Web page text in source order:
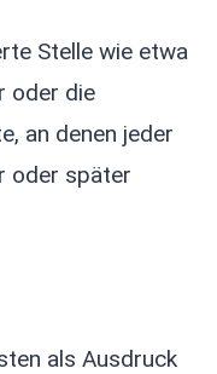
Stelle wie etwa
oder die
an denen jeder
oder später
als Ausdruck